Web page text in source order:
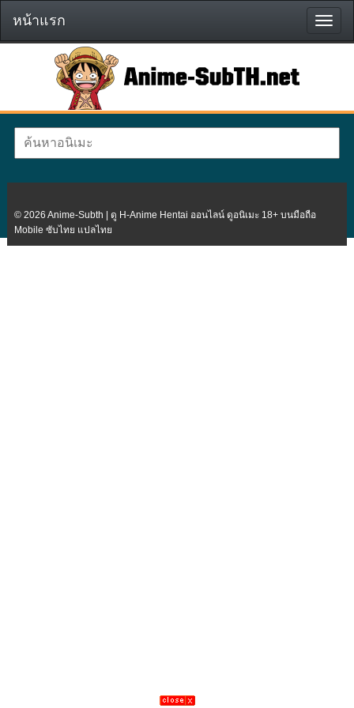
หน้า
แรก
หน้าแรก
© 2026 Anime-Subth | ดู H-Anime Hentai ออนไลน์ ดูอนิเมะ 18+ บนมือถือ
Mobile ซับไทย แปลไทย